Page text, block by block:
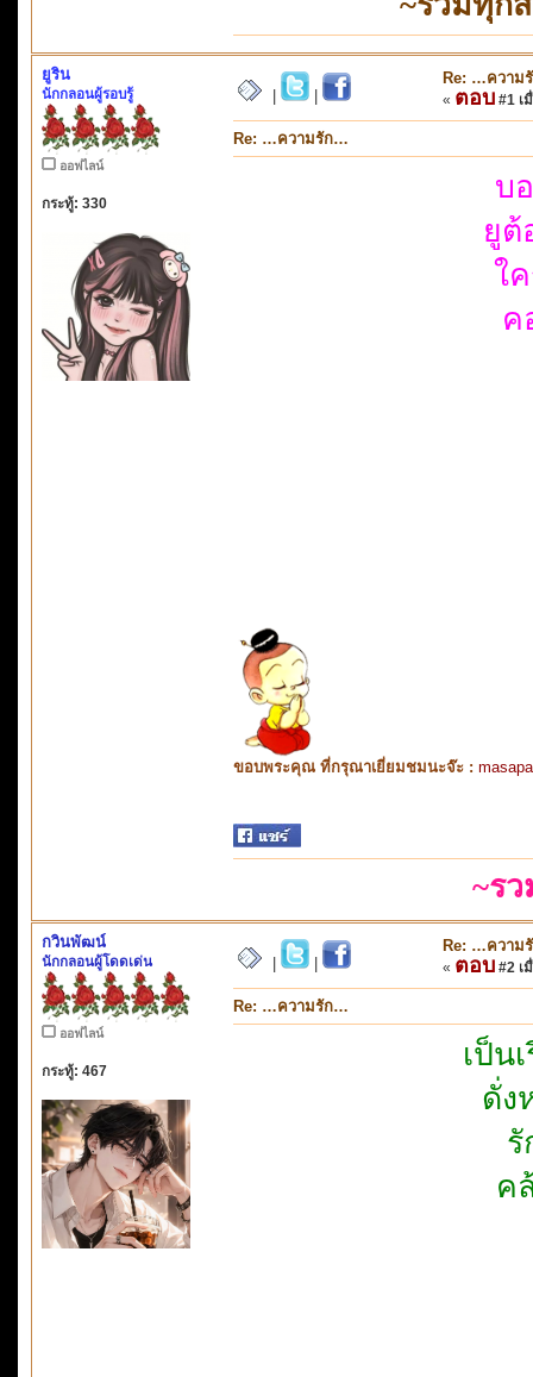
ยูริน
นักกลอนผู้รอบรู้
ออฟไลน์
กระทู้: 330
Re: …ความ
« ตอบ #1 เ
Re: …ความรัก…
บ
ยูต้
ใ
ค
ขอบพระคุณ ที่กรุณาเยี่ยมชมนะจ๊ะ :
~ร
กวินพัฒน์
นักกลอนผู้โดดเด่น
ออฟไลน์
กระทู้: 467
Re: …ความ
« ตอบ #2 เ
Re: …ความรัก…
เป็น
ดั่ง
ค